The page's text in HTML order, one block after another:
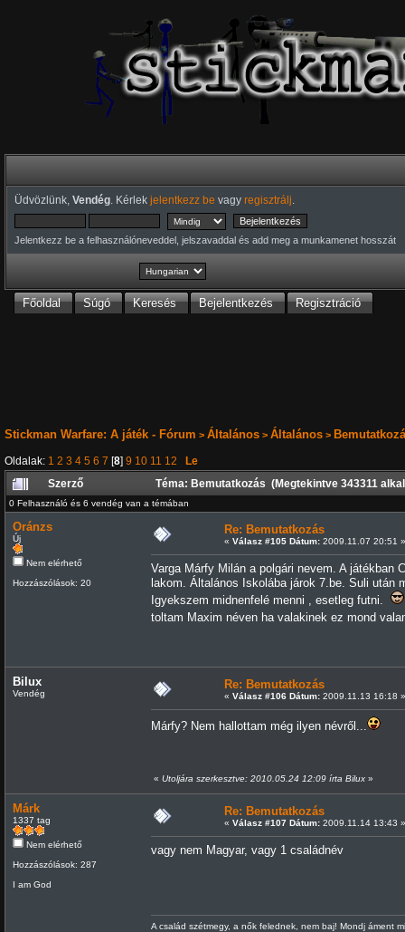
Üdvözlünk, Vendég. Kérlek jelentkezz be vagy regisztrálj
Jelentkezz be a felhasználóneveddel, jelszavaddal és add meg a munkamenet hosszát
Főoldal Súgó Keresés Bejelentkezés Regisztráció
Stickman Warfare: A játék - Fórum > Általános> Általános>
Oldalak: 1 2 3 4 5 6 7 [8] 9 10 11 12
Le
Szerző
Téma: Bemutatkozás (Megtekintve 343311
0 Felhasználó és 6 vendég van a témában
Oránzs
Új
Nem elérhető
Hozzászólások: 20
Re: Bemutatkozás
« Válasz #105 Dátum:2009.11.07 20:51 »
Varga Márfy Milán a polgári nevem. A játékban
lakom. Általános Iskolába járok 7.be. Suli után
Igyekszem midnenfelé menni , esetleg futni.
toltam Maxim néven ha valakinek ez mond
Bilux
Vendég
Re: Bemutatkozás
« Válasz #106 Dátum:2009.11.13 16:18 »
Márfy? Nem hallottam még ilyen névről...
« Utoljára szerkesztve: 2010.05.24 12:09 írta Bilux»
Márk
1337 tag
Nem elérhető
Hozzászólások: 287
I am God
Re: Bemutatkozás
« Válasz #107 Dátum:2009.11.14 13:43 »
vagy nem Magyar, vagy 1 családnév
A család szétmegy, a nők felednek, nem baj! Mondj áment